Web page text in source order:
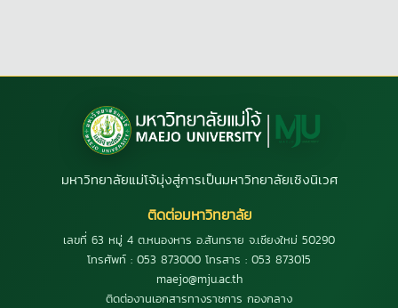
มหาวิทยาลัยแม่โจ้มุ่งสู่การเป็นมหาวิทยาลัยเชิงนิเวศ
ติดต่อมหาวิทยาลัย
เลขที่ 63 หมู่ 4 ต.หนองหาร อ.สันทราย จ.เชียงใหม่ 50290
โทรศัพท์ : 053 873000 โทรสาร : 053 873015
maejo@mju.ac.th
ติดต่องานเอกสารทางราชการ กองกลาง